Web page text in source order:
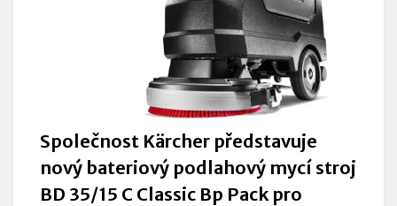
Společnost Kärcher představuje
nový bateriový podlahový mycí stroj
BD 35/15 C Classic Bp Pack pro